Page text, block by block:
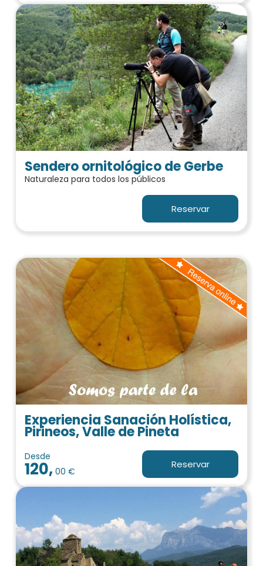
Sendero ornitológico de Gerbe
Naturaleza para todos los públicos
Reservar
Experiencia Sanación Holística,
Pirineos, Valle de Pineta
Desde
120, 00 €
Reservar